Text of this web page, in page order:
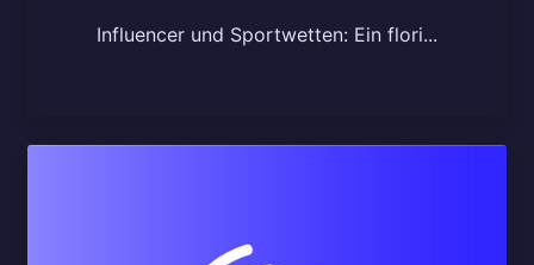
Influencer und Sportwetten: Ein flori...